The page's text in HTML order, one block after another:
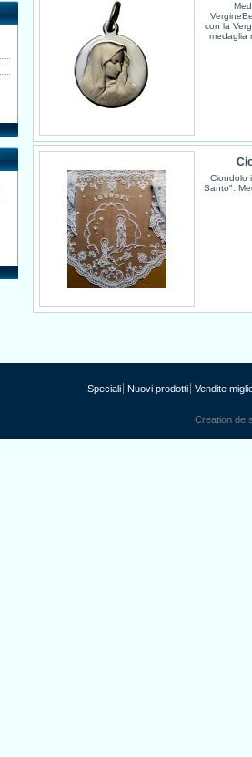
Vergine
con la
medaglia
Ciondolo
Santo".
Speciali Nuovi prodotti Vendite
Creation de